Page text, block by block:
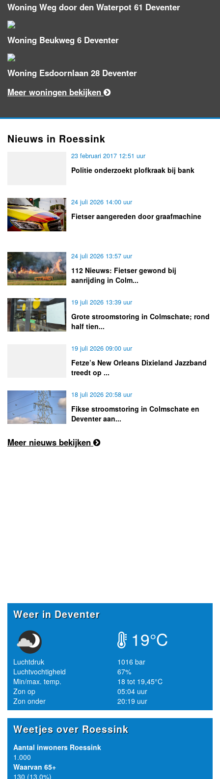
Woning Weg door den Waterpot 61 Deventer
Woning Beukweg 6 Deventer
Woning Esdoornlaan 28 Deventer
Meer woningen bekijken
Nieuws in Roessink
23 februari 2017 12:51 uur
Politie onderzoekt plofkraak bij bank
24 juli 2026 14:00 uur
Fietser aangereden door graafmachine
24 juli 2026 13:57 uur
112 Nieuws: Fietser gewond bij
aanrijding in Colm...
19 juli 2026 13:39 uur
Grote stroomstoring in Colmschate; rond
half tien...
19 juli 2026 09:00 uur
Fetze’s New Orleans Dixieland Jazzband
treedt op ...
18 juli 2026 20:58 uur
Fikse stroomstoring in Colmschate en
Deventer aan...
Meer nieuws bekijken
Weer in Deventer
19°C
Luchtdruk
1016 bar
Luchtvochtigheid
67%
Min/max. temp.
18 tot 19,45°C
Zon op
05:04 uur
Zon onder
20:19 uur
Weetjes over Roessink
Aantal inwoners Roessink
1.000
Waarvan 65+
130 (13.0%)